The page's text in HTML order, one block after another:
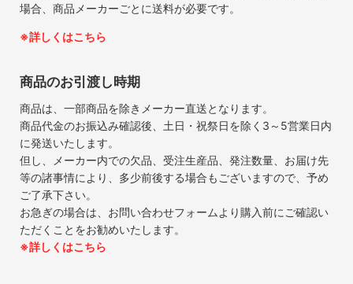
場合、商品メーカーごとに送料が必要です。
※詳しくはこちら
商品のお引渡し時期
商品は、一部商品を除きメーカー直送となります。
商品代金のお振込み確認後、土日・祝祭日を除く3～5営業日内
に発送いたします。
但し、メーカー内での欠品、受注生産品、発注数量、お届け先
等の諸事情により、多少前後する場合もございますので、予め
ご了承下さい。
お急ぎの場合は、お問い合わせフォームより購入前にご確認い
ただくことをお勧めいたします。
※詳しくはこちら